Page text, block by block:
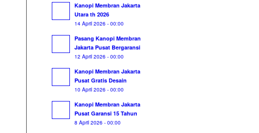
Kanopi Membran Jakarta
Utara th 2026
14 April 2026 - 00:00
Pasang Kanopi Membran
Jakarta Pusat Bergaransi
12 April 2026 - 00:00
Kanopi Membran Jakarta
Pusat Gratis Desain
10 April 2026 - 00:00
Kanopi Membran Jakarta
Pusat Garansi 15 Tahun
8 April 2026 - 00:00